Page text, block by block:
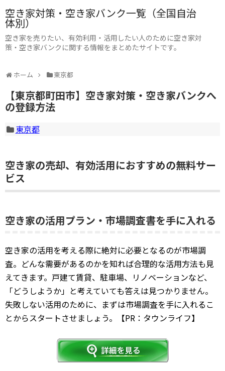
空き家対策・空き家バンク一覧（全国自治
体別）
空き家を売りたい、有効利用・活用したい人のために空き家対
策・空き家バンクに関する情報をまとめたサイトです。
ホーム 東京都
【東京都町田市】空き家対策・空き家バンクへ
の登録方法
東京都
空き家の売却、有効活用におすすめの無料サー
ビス
空き家の活用プラン・市場調査書を手に入れる
空き家の活用を考える際に絶対に必要となるのが市場調
査。どんな需要があるのかを知れば合理的な活用方法も見
えてきます。戸建て賃貸、駐車場、リノベーションなど、
「どうしようか」と考えていても答えは見つかりません。
失敗しない活用のために、まずは市場調査を手に入れるこ
とからスタートさせましょう。【PR：タウンライフ】